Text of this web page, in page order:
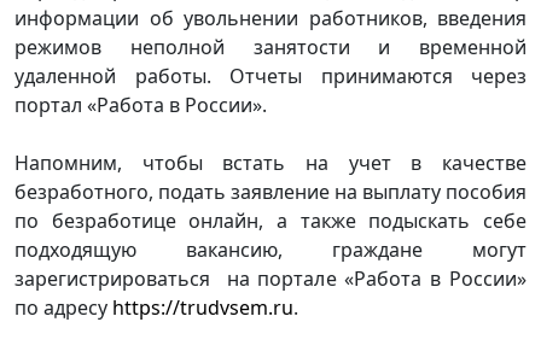
информации об увольнении работников, введения
режимов неполной занятости и временной
удаленной работы. Отчеты принимаются через
портал «Работа в России».
Напомним, чтобы встать на учет в качестве
безработного, подать заявление на выплату пособия
по безработице онлайн, а также подыскать себе
подходящую вакансию, граждане могут
зарегистрироваться на портале «Работа в России»
по адресу https://trudvsem.ru.